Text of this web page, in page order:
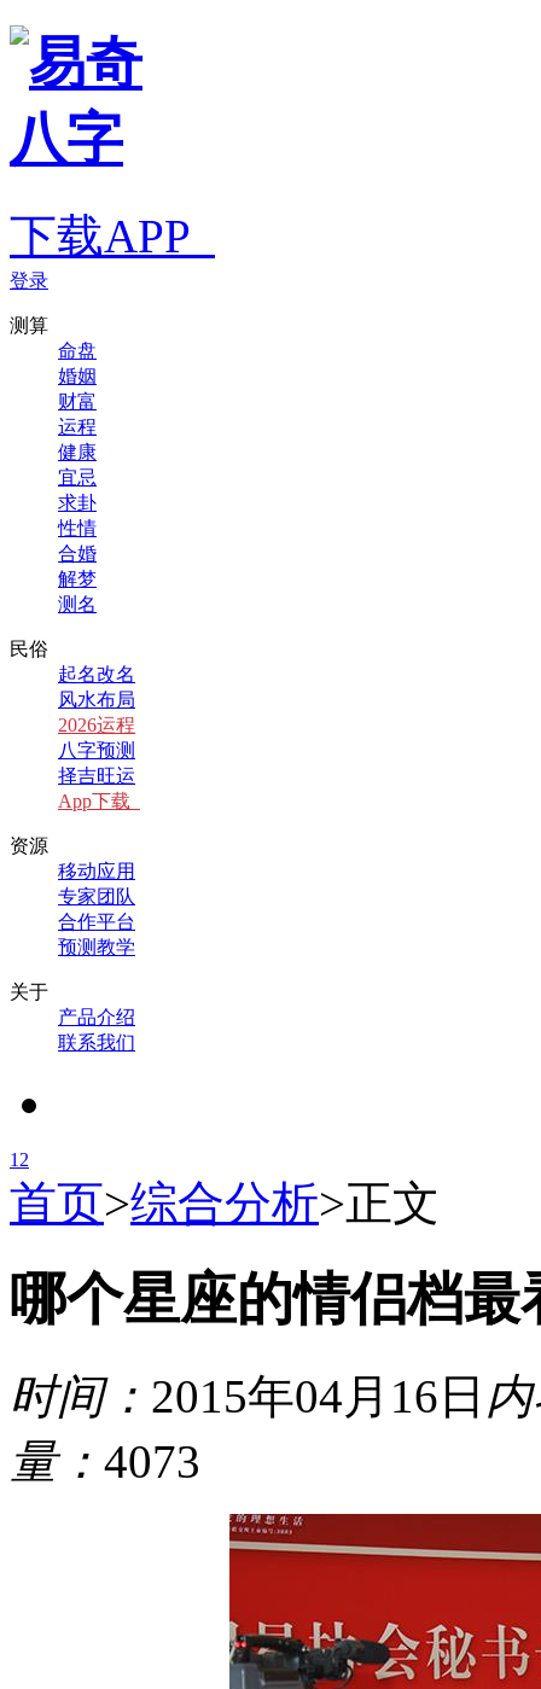
下载APP
登录
测算
命盘
婚姻
财富
运程
健康
宜忌
求卦
性情
合婚
解梦
测名
民俗
起名改名
风水布局
2026运程
八字预测
择吉旺运
App下载
资源
移动应用
专家团队
合作平台
预测教学
关于
产品介绍
联系我们
1 2
首页>综合分析>正文
哪个星座的情侣档最
时间： 2015年04月16日
量： 4073